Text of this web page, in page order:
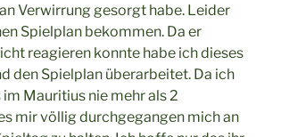
Verwirrung gesorgt habe. Leider
Spielplan bekommen. Da er
reagieren konnte habe ich dieses
den Spielplan überarbeitet. Da ich
Mauritius nie mehr als 2
mir völlig durchgegangen mich an